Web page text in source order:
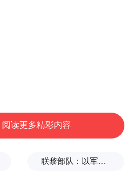
阅读更多精彩内容
联黎部队：以军单日向黎发射113枚炮弹